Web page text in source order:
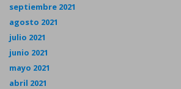
septiembre 2021
agosto 2021
julio 2021
junio 2021
mayo 2021
abril 2021